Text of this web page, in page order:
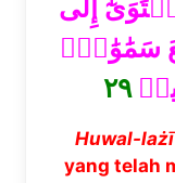
إِلَى
سَمَٰوَٰتٖۚ
٢٩
Huwal-lażī
yang telah